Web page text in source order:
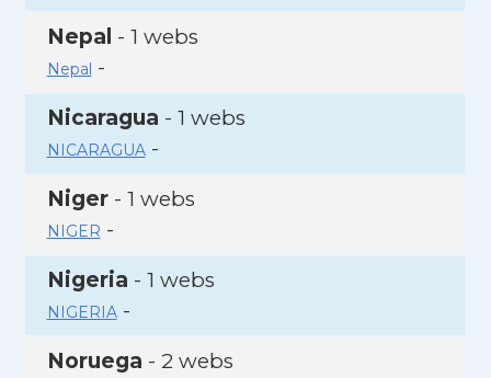
Nepal - 1 webs
Nepal -
Nicaragua - 1 webs
NICARAGUA-
Niger- 1 webs
NIGER -
Nigeria - 1 webs
NIGERIA-
Noruega - 2 webs